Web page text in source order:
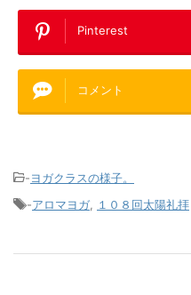
Pinterest
コメント
-ヨガクラスの様子。
-アロマヨガ １０８回太陽礼拝